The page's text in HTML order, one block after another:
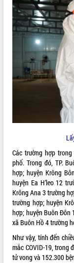
HỆ THỐNG VĂN BẢN
VĂN BẢN HĐND TỈNH
ĐIỂM TIN VĂN BẢN
QUY HOẠCH - KẾ HOẠCH
Các trường hợp
phố. Trong đó, TP.
hợp; huyện Krông
huyện Ea H’leo 12
Krông Ana 3 trường
trường hợp; huyện
hợp; huyện Buôn Đôn
xã Buôn Hồ 4 trường
Như vậy, tính đến
mắc COVID-19, trong
tử vong và 152.300